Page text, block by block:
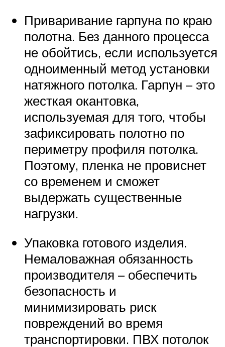
Приваривание гарпуна по краю
полотна. Без данного процесса
не обойтись, если используется
одноименный метод установки
натяжного потолка. Гарпун – это
жесткая окантовка,
используемая для того, чтобы
зафиксировать полотно по
периметру профиля потолка.
Поэтому, пленка не провиснет
со временем и сможет
выдержать существенные
нагрузки.
Упаковка готового изделия.
Немаловажная обязанность
производителя – обеспечить
безопасность и
минимизировать риск
повреждений во время
транспортировки. ПВХ потолок